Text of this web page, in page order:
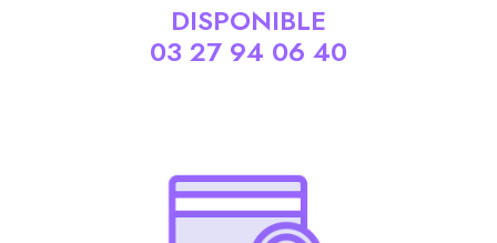
DISPONIBLE
03 27 94 06 40